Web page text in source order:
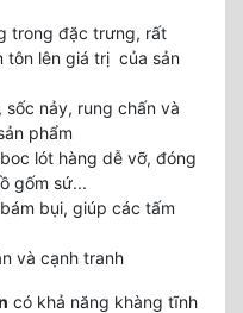
trong đặc trưng, rất
tôn lên giá trị của sản
sốc nảy, rung chấn và
phẩm
lót hàng dễ vỡ, đóng
gốm sứ...
bụi, giúp các tấm
và cạnh tranh
có khả năng khàng tĩnh